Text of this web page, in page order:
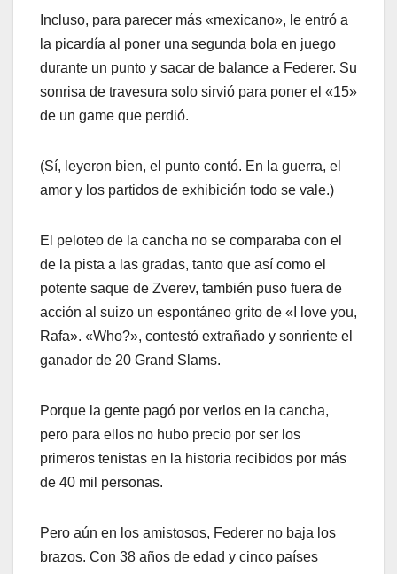
Incluso, para parecer más «mexicano», le entró a
la picardía al poner una segunda bola en juego
durante un punto y sacar de balance a Federer. Su
sonrisa de travesura solo sirvió para poner el «15»
de un game que perdió.
(Sí, leyeron bien, el punto contó. En la guerra, el
amor y los partidos de exhibición todo se vale.)
El peloteo de la cancha no se comparaba con el
de la pista a las gradas, tanto que así como el
potente saque de Zverev, también puso fuera de
acción al suizo un espontáneo grito de «I love you,
Rafa». «Who?», contestó extrañado y sonriente el
ganador de 20 Grand Slams.
Porque la gente pagó por verlos en la cancha,
pero para ellos no hubo precio por ser los
primeros tenistas en la historia recibidos por más
de 40 mil personas.
Pero aún en los amistosos, Federer no baja los
brazos. Con 38 años de edad y cinco países